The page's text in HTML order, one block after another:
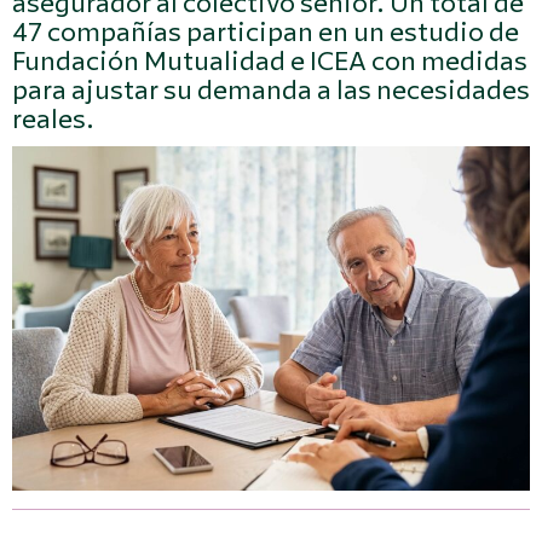
47 compañías participan en un estudio de
Fundación Mutualidad e ICEA con medidas
para ajustar su demanda a las necesidades
reales.